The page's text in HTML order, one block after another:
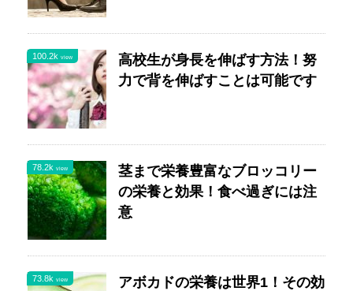
100.2k view
高校生が身長を伸ばす方法！努
力で背を伸ばすことは可能です
78.2k view
茎まで栄養豊富なブロッコリー
の栄養と効果！食べ過ぎには注
意
73.8k view アボカドの栄養は世界1！その効